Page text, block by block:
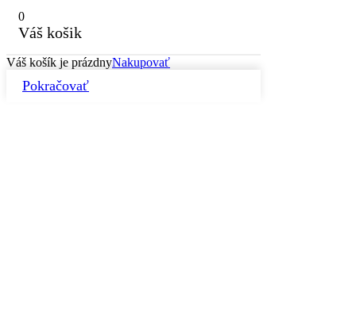
0
Váš košik
Váš košík je prázdnyNakupovať
Pokračovať